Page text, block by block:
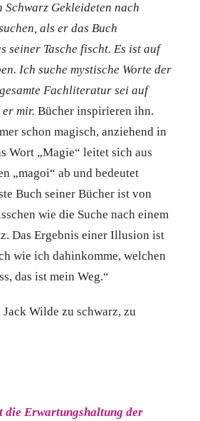
Schwarz Gekleideten nach
als er das Buch
seiner Tasche fischt. Es ist auf
Ich suche mystische Worte der
Fachliteratur sei auf
mir. Bücher inspirieren ihn.
schon magisch, anziehend in
Wort „Magie“ leitet sich aus
„magoi“ ab und bedeutet
Buch seiner Bücher ist von
wie die Suche nach einem
Das Ergebnis einer Illusion ist
wie ich dahinkomme, welchen
das ist mein Weg.“
Wilde zu schwarz, zu
die Erwartungshaltung der